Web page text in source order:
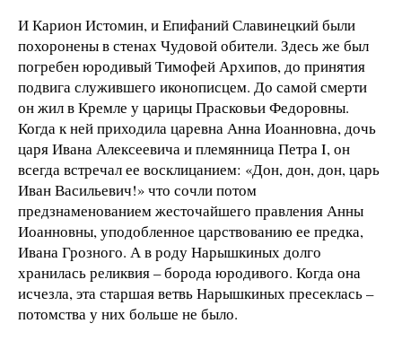
И Карион Истомин, и Епифаний Славинецкий были
похоронены в стенах Чудовой обители. Здесь же был
погребен юродивый Тимофей Архипов, до принятия
подвига служившего иконописцем. До самой смерти
он жил в Кремле у царицы Прасковьи Федоровны.
Когда к ней приходила царевна Анна Иоанновна, дочь
царя Ивана Алексеевича и племянница Петра I, он
всегда встречал ее восклицанием: «Дон, дон, дон, царь
Иван Васильевич!» что сочли потом
предзнаменованием жесточайшего правления Анны
Иоанновны, уподобленное царствованию ее предка,
Ивана Грозного. А в роду Нарышкиных долго
хранилась реликвия – борода юродивого. Когда она
исчезла, эта старшая ветвь Нарышкиных пресеклась –
потомства у них больше не было.